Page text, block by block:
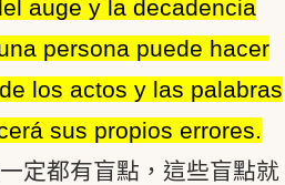
auge y la decadencia
persona puede hacer
los actos y las palabras
sus propios errores.
定都有盲點，這些盲點就